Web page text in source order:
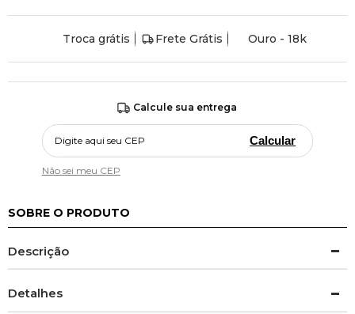
Troca grátis Frete Grátis Ouro - 18k
Calcule sua entrega
Calcular
Não sei meu CEP
SOBRE O PRODUTO
Descrição
Detalhes